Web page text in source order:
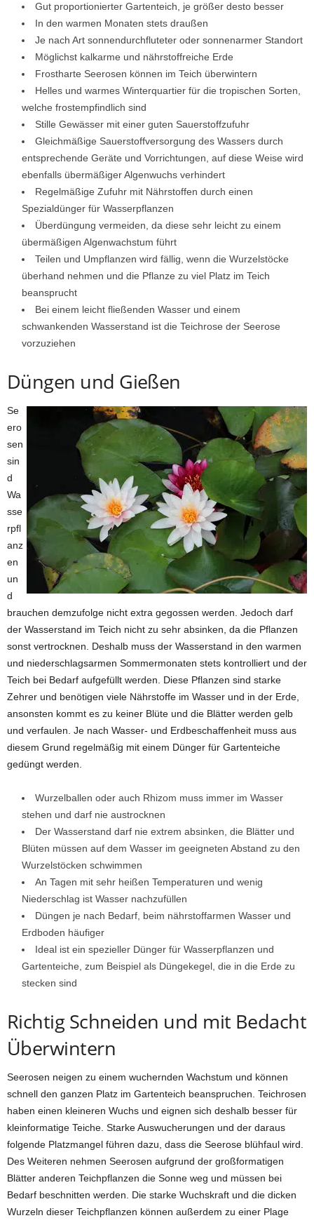
Gut proportionierter Gartenteich, je größer desto besser
In den warmen Monaten stets draußen
Je nach Art sonnendurchfluteter oder sonnenarmer Standort
Möglichst kalkarme und nährstoffreiche Erde
Frostharte Seerosen können im Teich überwintern
Helles und warmes Winterquartier für die tropischen Sorten,
welche frostempfindlich sind
Stille Gewässer mit einer guten Sauerstoffzufuhr
Gleichmäßige Sauerstoffversorgung des Wassers durch
entsprechende Geräte und Vorrichtungen, auf diese Weise wird
ebenfalls übermäßiger Algenwuchs verhindert
Regelmäßige Zufuhr mit Nährstoffen durch einen
Spezialdünger für Wasserpflanzen
Überdüngung vermeiden, da diese sehr leicht zu einem
übermäßigen Algenwachstum führt
Teilen und Umpflanzen wird fällig, wenn die Wurzelstöcke
überhand nehmen und die Pflanze zu viel Platz im Teich
beansprucht
Bei einem leicht fließenden Wasser und einem
schwankenden Wasserstand ist die Teichrose der Seerose
vorzuziehen
Düngen und Gießen
Se
ero
sen
sin
d
Wa
sse
rpfl
anz
en
un
d
brauchen demzufolge nicht extra gegossen werden. Jedoch darf
der Wasserstand im Teich nicht zu sehr absinken, da die Pflanzen
sonst vertrocknen. Deshalb muss der Wasserstand in den warmen
und niederschlagsarmen Sommermonaten stets kontrolliert und der
Teich bei Bedarf aufgefüllt werden. Diese Pflanzen sind starke
Zehrer und benötigen viele Nährstoffe im Wasser und in der Erde,
ansonsten kommt es zu keiner Blüte und die Blätter werden gelb
und verfaulen. Je nach Wasser- und Erdbeschaffenheit muss aus
diesem Grund regelmäßig mit einem Dünger für Gartenteiche
gedüngt werden.
Wurzelballen oder auch Rhizom muss immer im Wasser
stehen und darf nie austrocknen
Der Wasserstand darf nie extrem absinken, die Blätter und
Blüten müssen auf dem Wasser im geeigneten Abstand zu den
Wurzelstöcken schwimmen
An Tagen mit sehr heißen Temperaturen und wenig
Niederschlag ist Wasser nachzufüllen
Düngen je nach Bedarf, beim nährstoffarmen Wasser und
Erdboden häufiger
Ideal ist ein spezieller Dünger für Wasserpflanzen und
Gartenteiche, zum Beispiel als Düngekegel, die in die Erde zu
stecken sind
Richtig Schneiden und mit Bedacht
Überwintern
Seerosen neigen zu einem wuchernden Wachstum und können
schnell den ganzen Platz im Gartenteich beanspruchen. Teichrosen
haben einen kleineren Wuchs und eignen sich deshalb besser für
kleinformatige Teiche. Starke Auswucherungen und der daraus
folgende Platzmangel führen dazu, dass die Seerose blühfaul wird.
Des Weiteren nehmen Seerosen aufgrund der großformatigen
Blätter anderen Teichpflanzen die Sonne weg und müssen bei
Bedarf beschnitten werden. Die starke Wuchskraft und die dicken
Wurzeln dieser Teichpflanzen können außerdem zu einer Plage